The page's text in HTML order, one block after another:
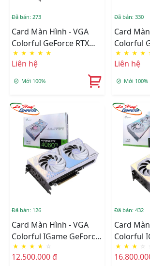
Đã bán: 273
Card Màn Hình - VGA
Colorful GeForce RTX
4060 Ti NB EX 16GB-V
★ ★ ★ ★ ★
Liên hệ
Mới 100%
Đã bán: 330
Card
Colorful
4060 Ti
★ ★ ★ ★
Liên hệ
Mới 100%
Đã bán: 126
Card Màn Hình - VGA
Colorful IGame GeForce
RTX 4060 Ti Ultra W DUO
OC 16GB-V
★ ★ ★ ★ ☆
12.500.000 đ
Đã bán: 432
Card
Colorful
RTX 4070
V
★ ★ ★ ☆